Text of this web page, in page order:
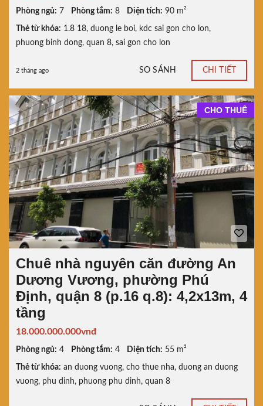
Phòng ngủ: 7 Phòng tắm: 8 Diện tích: 90 m²
Thẻ từ khóa: 1.8 18, duong le boi, kdc sai gon cho lon,
phuong binh dong, quan 8, sai gon cho lon
2 tháng ago SO SÁNH CHI TIẾT
CHO THUÊ
Chuê nhà nguyên căn đường An
Dương Vương, phường Phú
Định, quận 8 (p.16 q.8): 4,2x13m, 4
tầng
18.000.000.000vnđ
Phòng ngủ: 4 Phòng tắm: 4 Diện tích: 55 m²
Thẻ từ khóa: an duong vuong, cho thue nha, duong an duong
vuong, phu dinh, phuong phu dinh, quan 8